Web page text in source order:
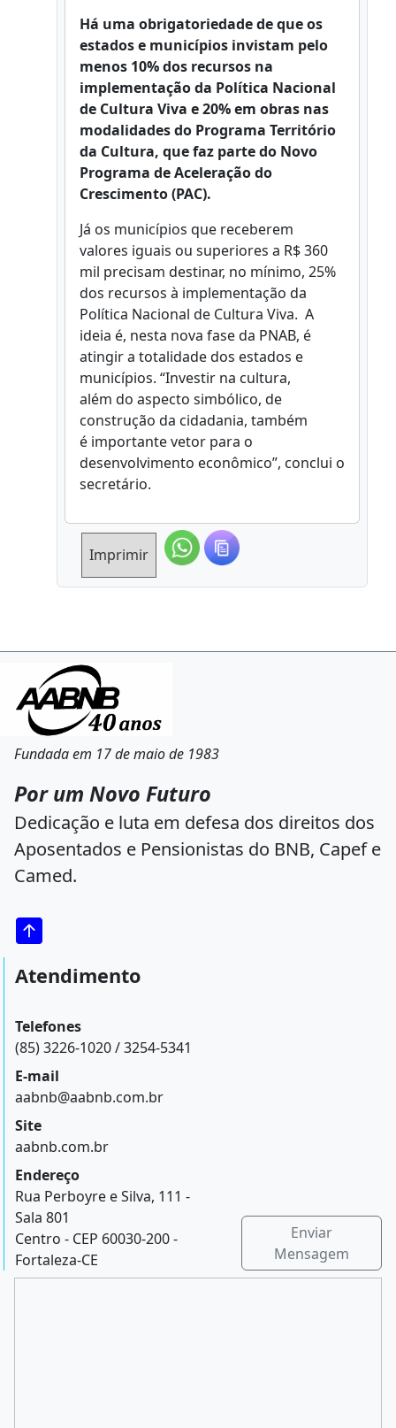
Há uma obrigatoriedade de que os
estados e municípios invistam pelo
menos 10% dos recursos na
implementação da Política Nacional
de Cultura Viva e 20% em obras nas
modalidades do Programa Território
da Cultura, que faz parte do Novo
Programa de Aceleração do
Crescimento (PAC).
Já os municípios que receberem
valores iguais ou superiores a R$ 360
mil precisam destinar, no mínimo, 25%
dos recursos à implementação da
Política Nacional de Cultura Viva. A
ideia é, nesta nova fase da PNAB, é
atingir a totalidade dos estados e
municípios. “Investir na cultura,
além do aspecto simbólico, de
construção da cidadania, também
é importante vetor para o
desenvolvimento econômico”, conclui o
secretário.
Imprimir
Fundada em 17 de maio de 1983
Por um Novo Futuro
Dedicação e luta em defesa dos direitos dos
Aposentados e Pensionistas do BNB, Capef e
Camed.
Atendimento
Telefones
(85) 3226-1020 / 3254-5341
E-mail
aabnb@aabnb.com.br
Site
aabnb.com.br
Endereço
Rua Perboyre e Silva, 111 -
Sala 801
Centro - CEP 60030-200 -
Fortaleza-CE
Enviar
Mensagem